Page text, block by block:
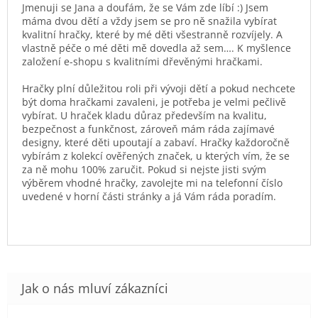
Jmenuji se Jana a doufám, že se Vám zde líbí :) Jsem
máma dvou dětí a vždy jsem se pro ně snažila vybírat
kvalitní hračky, které by mé děti všestranně rozvíjely. A
vlastně péče o mé děti mě dovedla až sem…. K myšlence
založení e-shopu s kvalitními dřevěnými hračkami.
Hračky plní důležitou roli při vývoji dětí a pokud nechcete
být doma hračkami zavaleni, je potřeba je velmi pečlivě
vybírat. U hraček kladu důraz především na kvalitu,
bezpečnost a funkčnost, zároveň mám ráda zajímavé
designy, které děti upoutají a zabaví. Hračky každoročně
vybírám z kolekcí ověřených značek, u kterých vím, že se
za ně mohu 100% zaručit. Pokud si nejste jisti svým
výběrem vhodné hračky, zavolejte mi na telefonní číslo
uvedené v horní části stránky a já Vám ráda poradím.